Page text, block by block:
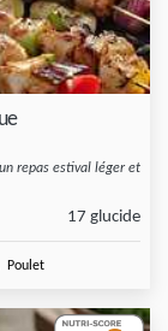
repas estival léger et
17 glucide
Poulet